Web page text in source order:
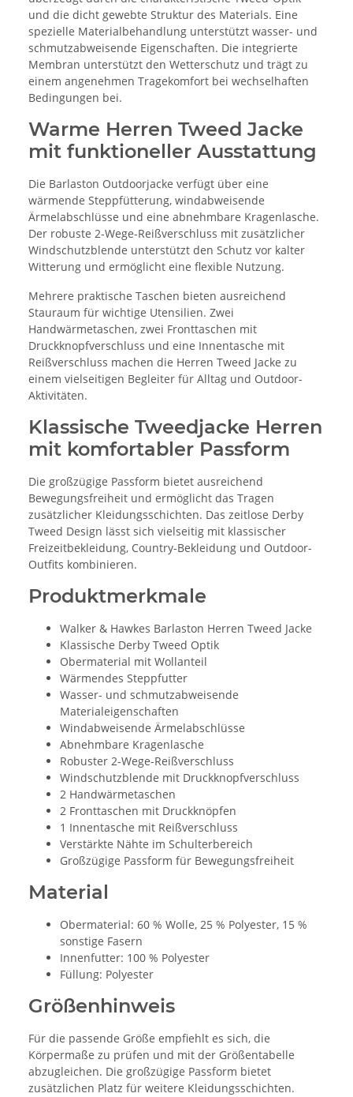
und die dicht gewebte Struktur des Materials. Eine
spezielle Materialbehandlung unterstützt wasser- und
schmutzabweisende Eigenschaften. Die integrierte
Membran unterstützt den Wetterschutz und trägt zu
einem angenehmen Tragekomfort bei wechselhaften
Bedingungen bei.
Warme Herren Tweed Jacke
mit funktioneller Ausstattung
Die Barlaston Outdoorjacke verfügt über eine
wärmende Steppfütterung, windabweisende
Ärmelabschlüsse und eine abnehmbare Kragenlasche.
Der robuste 2-Wege-Reißverschluss mit zusätzlicher
Windschutzblende unterstützt den Schutz vor kalter
Witterung und ermöglicht eine flexible Nutzung.
Mehrere praktische Taschen bieten ausreichend
Stauraum für wichtige Utensilien. Zwei
Handwärmetaschen, zwei Fronttaschen mit
Druckknopfverschluss und eine Innentasche mit
Reißverschluss machen die Herren Tweed Jacke zu
einem vielseitigen Begleiter für Alltag und Outdoor-
Aktivitäten.
Klassische Tweedjacke Herren
mit komfortabler Passform
Die großzügige Passform bietet ausreichend
Bewegungsfreiheit und ermöglicht das Tragen
zusätzlicher Kleidungsschichten. Das zeitlose Derby
Tweed Design lässt sich vielseitig mit klassischer
Freizeitbekleidung, Country-Bekleidung und Outdoor-
Outfits kombinieren.
Produktmerkmale
Walker & Hawkes Barlaston Herren Tweed Jacke
Klassische Derby Tweed Optik
Obermaterial mit Wollanteil
Wärmendes Steppfutter
Wasser- und schmutzabweisende
Materialeigenschaften
Windabweisende Ärmelabschlüsse
Abnehmbare Kragenlasche
Robuster 2-Wege-Reißverschluss
Windschutzblende mit Druckknopfverschluss
2 Handwärmetaschen
2 Fronttaschen mit Druckknöpfen
1 Innentasche mit Reißverschluss
Verstärkte Nähte im Schulterbereich
Großzügige Passform für Bewegungsfreiheit
Material
Obermaterial: 60 % Wolle, 25 % Polyester, 15 %
sonstige Fasern
Innenfutter: 100 % Polyester
Füllung: Polyester
Größenhinweis
Für die passende Größe empfiehlt es sich, die
Körpermaße zu prüfen und mit der Größentabelle
abzugleichen. Die großzügige Passform bietet
zusätzlichen Platz für weitere Kleidungsschichten.